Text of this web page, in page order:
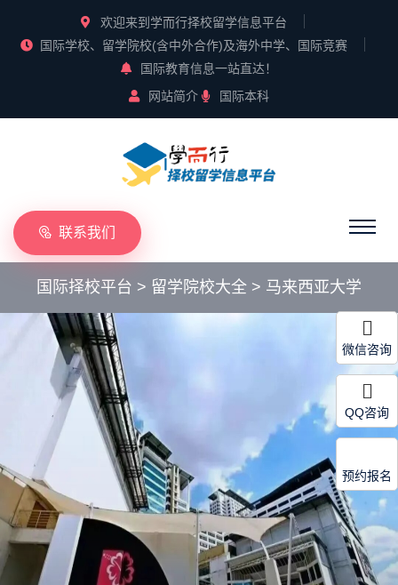
欢迎来到学而行择校留学信息平台
国际学校、留学院校(含中外合作)及海外中学、国际竞赛
国际教育信息一站直达！
网站简介
国际本科
联系我们
国际择校平台 > 留学院校大全 > 马来西亚大学
微信咨询
QQ咨询
预约报名